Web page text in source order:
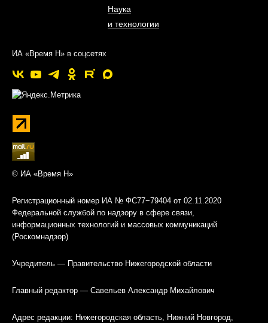
Наука
и технологии
ИА «Время Н» в соцсетях
© ИА «Время Н»
Регистрационный номер ИА № ФС77−79404 от 02.11.2020
Федеральной службой по надзору в сфере связи,
информационных технологий и массовых коммуникаций
(Роскомнадзор)
Учредитель — Правительство Нижегородской области
Главный редактор — Савельев Александр Михайлович
Адрес редакции: Нижегородская область, Нижний Новгород,